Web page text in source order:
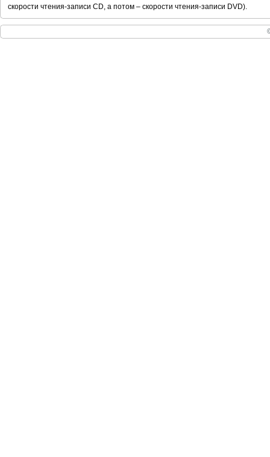
скорости чтения-записи CD, а потом – скорости чтения-записи DVD).